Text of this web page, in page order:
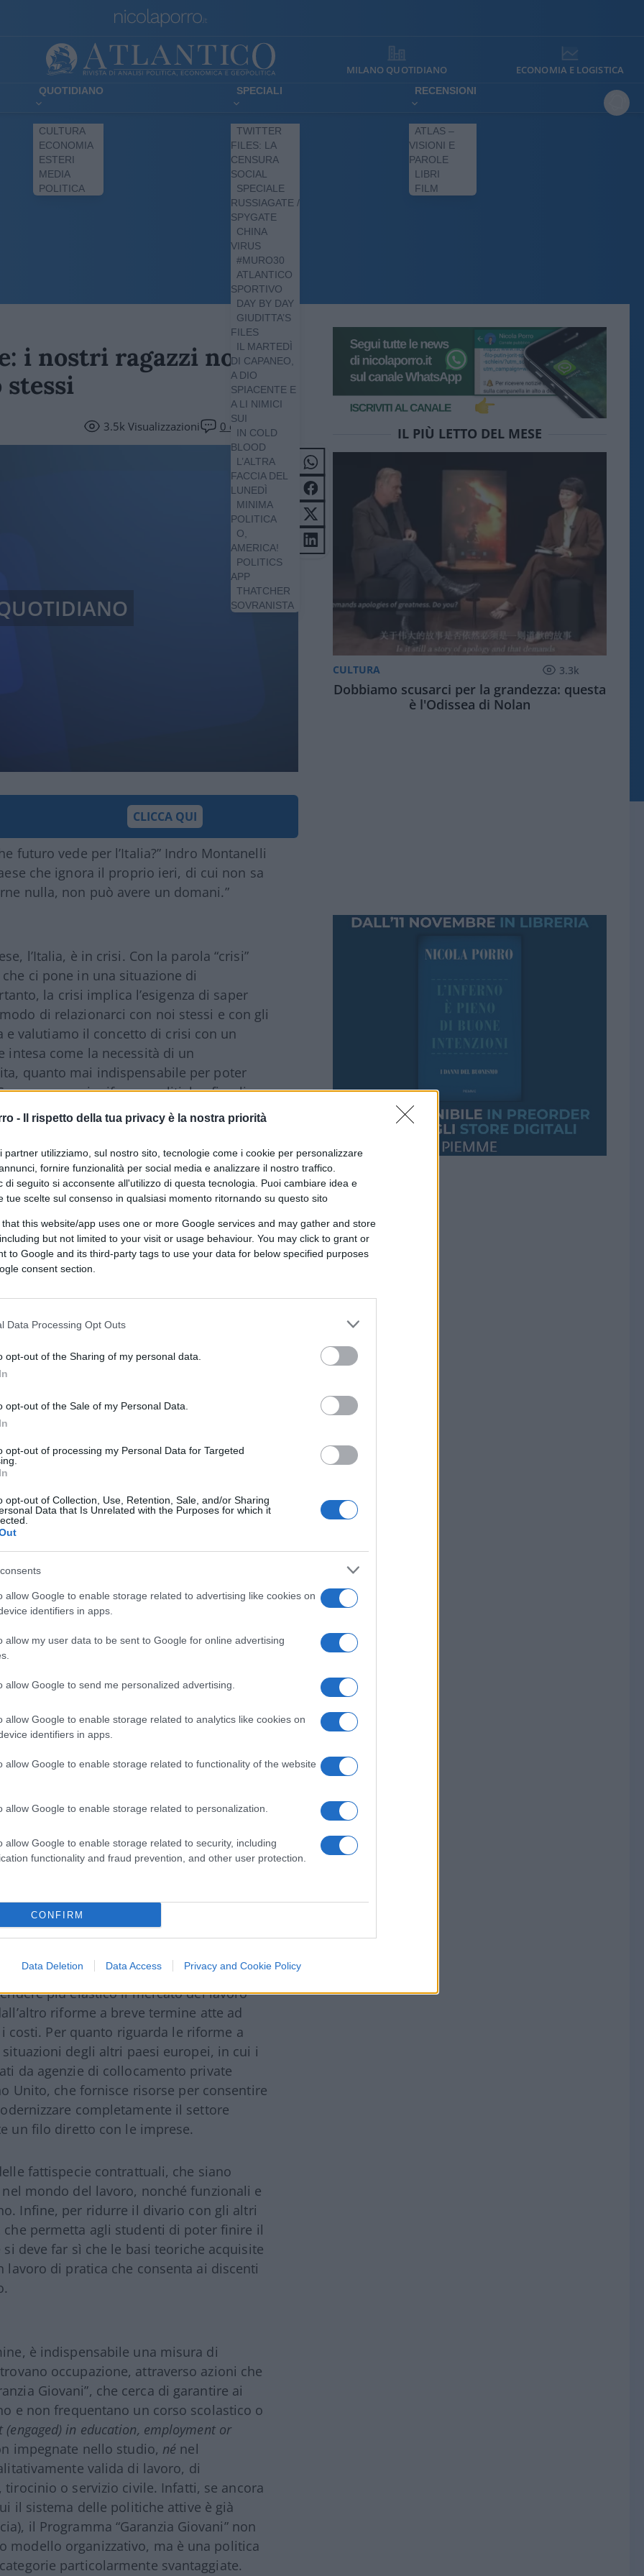
- Il rispetto della tua privacy è la nostra priorità
partner utilizziamo, sul nostro sito, tecnologie come i cookie per personalizzare
fornire funzionalità per social media e analizzare il nostro traffico.
di seguito si acconsente all'utilizzo di questa tecnologia. Puoi cambiare idea e
tue scelte sul consenso in qualsiasi momento ritornando su questo sito
that this website/app uses one or more Google services and may gather and store
but not limited to your visit or usage behaviour. You may click to grant or
to Google and its third-party tags to use your data for below specified purposes
consent section.
Data Processing Opt Outs
opt-out of the Sharing of my personal data.
opt-out of the Sale of my Personal Data.
opt-out of processing my Personal Data for Targeted
opt-out of Collection, Use, Retention, Sale, and/or Sharing
Data that Is Unrelated with the Purposes for which it
allow Google to enable storage related to advertising like cookies on
identifiers in apps.
allow my user data to be sent to Google for online advertising
allow Google to send me personalized advertising.
allow Google to enable storage related to analytics like cookies on
identifiers in apps.
allow Google to enable storage related to functionality of the website
allow Google to enable storage related to personalization.
allow Google to enable storage related to security, including
functionality and fraud prevention, and other user protection.
CONFIRM
Data Deletion Data Access Privacy and Cookie Policy
MILANO QUOTIDIANO ECONOMIA E LOGISTICA
QUOTIDIANO
CULTURA
ECONOMIA
ESTERI
MEDIA
POLITICA
SPECIALI
TWITTER
FILES: LA
CENSURA
SOCIAL
SPECIALE
RUSSIAGATE /
SPYGATE
CHINA
VIRUS
#MURO30
ATLANTICO
SPORTIVO
DAY BY DAY
GIUDITTA’S
FILES
IL MARTEDÌ
DI CAPANEO,
A DIO
SPIACENTE E
A LI NIMICI
SUI
IN COLD
BLOOD
L’ALTRA
FACCIA DEL
LUNEDÌ
MINIMA
POLITICA
O,
AMERICA!
POLITICS
APP
THATCHER
SOVRANISTA
RECENSIONI
ATLAS –
VISIONI E
PAROLE
LIBRI
FILM
i nostri ragazzi non
3.5k Visualizzazioni 0 commenti
CLICCA QUI
futuro vede per l’Italia?” Indro Montanelli
che ignora il proprio ieri, di cui non sa
nulla, non può avere un domani.”
l’Italia, è in crisi. Con la parola “crisi”
ci pone in una situazione di
la crisi implica l’esigenza di saper
di relazionarci con noi stessi e con gli
valutiamo il concetto di crisi con un
intesa come la necessità di un
quanto mai indispensabile per poter
necessarie riforme politiche, fiscali,
economia e per trasformare
il settore della formazione, dovrebbe
scuola al lavoro introducendo tirocini
durante il percorso di studi,
e ripensare la formazione
risiede proprio nelle difficoltà che ha
rendere più agevole il passaggio dagli
calo del tasso di disoccupazione
dall’altro esso resta uno dei tassi più alti
tempo determinato. Inoltre negli ultimi
che hanno proseguito il loro
Ad oggi, però, il 55% degli iscritti
il 20% accumula almeno tre anni
gli studenti universitari ottengono la
a quasi 27.
paesi, in cui si termina il percorso di
facilità per lo studente ad essere
porta ad un ritardo e ad un
all’estero gli studenti si abituano già
pratica e ad un approccio più critico
riforme in ambito lavorativo, ultima in
affermare senza ombra di dubbio che
riforma del lavoro firmata dal Governo del
stabili.
troviamo che i
più degli altri. Dati alla mano,
a termine in più, a fronte dei 60 mila
dell’anno, su 1 milione di rapporti
sono solo poco più di 27 mila. Una
con l’anno precedente (2016), sul
sono necessarie da un lato riforme a
più elastico il mercato del lavoro
riforme a breve termine atte ad
costi. Per quanto riguarda le riforme a
degli altri paesi europei, in cui i
da agenzie di collocamento private
Unito, che fornisce risorse per consentire
completamente il settore
un filo diretto con le imprese.
fattispecie contrattuali, che siano
mondo del lavoro, nonché funzionali e
Infine, per ridurre il divario con gli altri
permetta agli studenti di poter finire il
deve far sì che le basi teoriche acquisite
di pratica che consenta ai discenti
è indispensabile una misura di
occupazione, attraverso azioni che
Giovani”, che cerca di garantire ai
e non frequentano un corso scolastico o
(engaged) in education, employment or
impegnate nello studio, né nel
valida di lavoro, di
o servizio civile. Infatti, se ancora
il sistema delle politiche attive è già
il Programma “Garanzia Giovani” non
modello organizzativo, ma è una politica
particolarmente svantaggiate.
IL PIÙ LETTO DEL MESE
CULTURA 3.3k
Dobbiamo scusarci per la grandezza: questa
è l'Odissea di Nolan